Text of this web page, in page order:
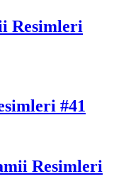
Resimleri
#41
Resimleri